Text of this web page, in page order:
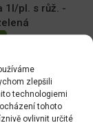
zlepšili
technologiemi
tohoto
ovlivnit určité
1l/pl. s růž. -
2,5l pl. s
zelená